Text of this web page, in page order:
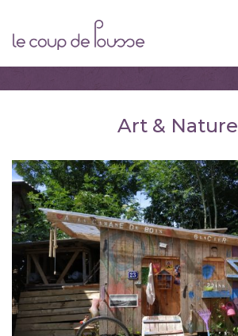
to
content
Art & Nature